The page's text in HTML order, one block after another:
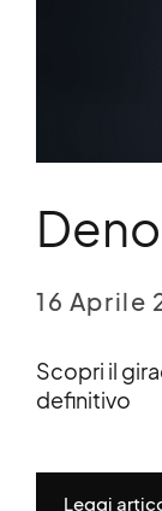
16 Aprile
Scopri il
definitivo
Leggi